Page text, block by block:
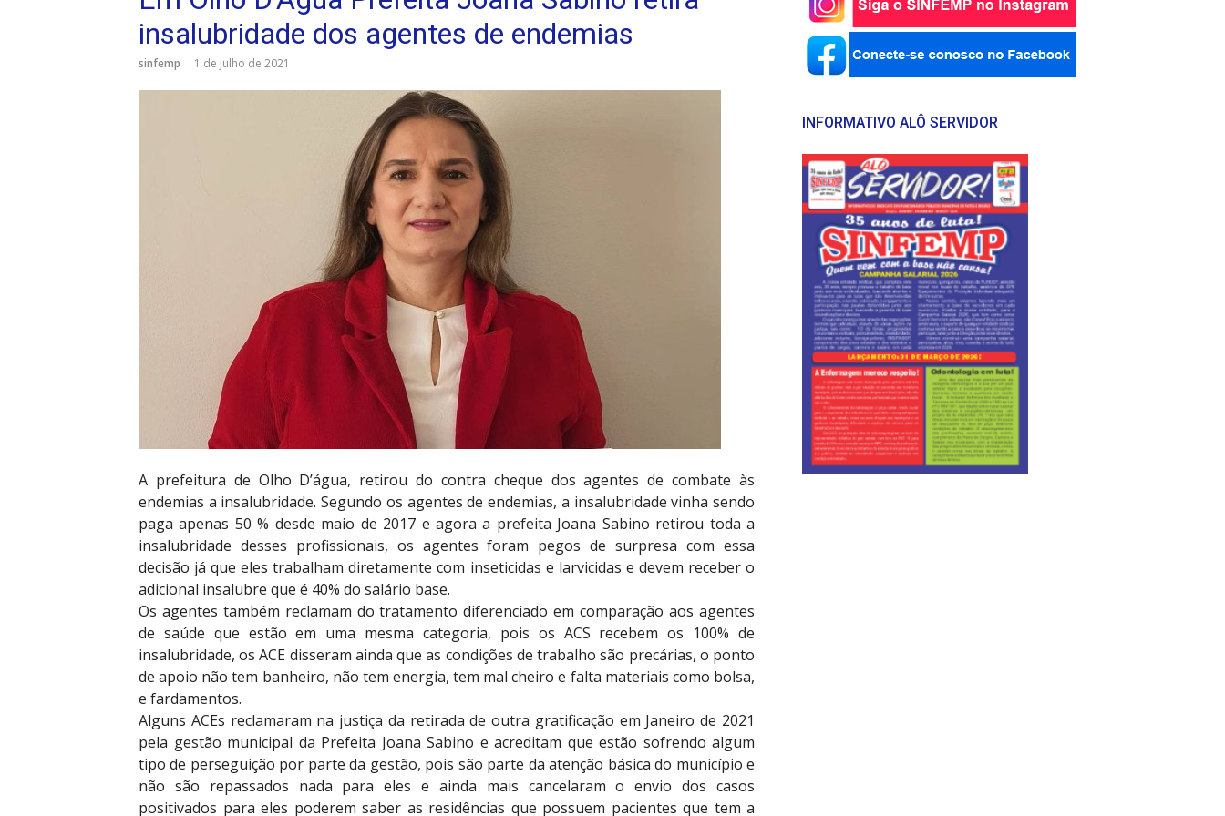
insalubridade dos agentes de endemias
sinfemp 1 de julho de 2021
A prefeitura de Olho D’água, retirou do contra cheque dos agentes de combate às
endemias a insalubridade. Segundo os agentes de endemias, a insalubridade vinha sendo
paga apenas 50 % desde maio de 2017 e agora a prefeita Joana Sabino retirou toda a
insalubridade desses profissionais, os agentes foram pegos de surpresa com essa
decisão já que eles trabalham diretamente com inseticidas e larvicidas e devem receber o
adicional insalubre que é 40% do salário base.
Os agentes também reclamam do tratamento diferenciado em comparação aos agentes
de saúde que estão em uma mesma categoria, pois os ACS recebem os 100% de
insalubridade, os ACE disseram ainda que as condições de trabalho são precárias, o ponto
de apoio não tem banheiro, não tem energia, tem mal cheiro e falta materiais como bolsa,
e fardamentos.
Alguns ACEs reclamaram na justiça da retirada de outra gratificação em Janeiro de 2021
pela gestão municipal da Prefeita Joana Sabino e acreditam que estão sofrendo algum
tipo de perseguição por parte da gestão, pois são parte da atenção básica do município e
não são repassados nada para eles e ainda mais cancelaram o envio dos casos
positivados para eles poderem saber as residências que possuem pacientes que tem a
INFORMATIVO ALÔ SERVIDOR